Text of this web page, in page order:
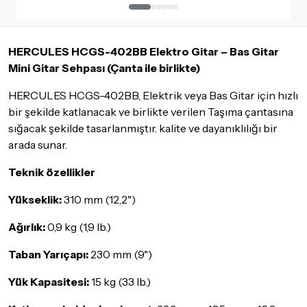
eksiksiz olması gerekmektedir. Satın almış olduğunuz ürünü
göndermeden önce mutlakaDestekekibimiz ile iletişime
İade ve değişim koşulları, ürün kategorilerine göre farklılık
gösterebilir. Lütfen satın almadan önce ilgili ürünün
iade/değişim şartlarını kontrol ettiğinizden emin olun.
HERCULES HCGS-402BB Elektro Gitar – Bas Gitar
Mini Gitar Sehpası (Çanta ile birlikte)
HERCULES HCGS-402BB, Elektrik veya Bas Gitar için hızlı
bir şekilde katlanacak ve birlikte verilen Taşıma çantasına
sığacak şekilde tasarlanmıştır. kalite ve dayanıklılığı bir
arada sunar.
Teknik özellikler
Yükseklik:310 mm (12,2")
Ağırlık:0,9 kg (1,9 lb.)
Taban Yarıçapı: 230 mm (9")
Yük Kapasitesi:15 kg (33 lb.)